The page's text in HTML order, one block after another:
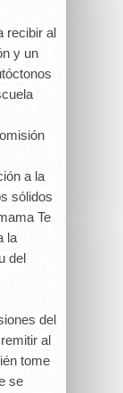
recibir al
y un
a la
sólidos
Te
la
del
del
al
tome
se